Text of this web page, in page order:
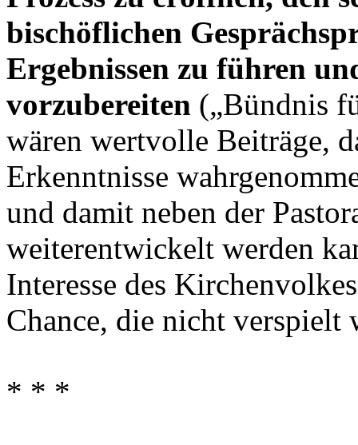
bischöflichen
Ergebnissen zu führen
vorzubereiten („Bündnis
wären wertvolle Beiträge,
Erkenntnisse
und damit neben der
weiterentwickelt werden
Interesse des
Chance, die nicht verspielt
* * *